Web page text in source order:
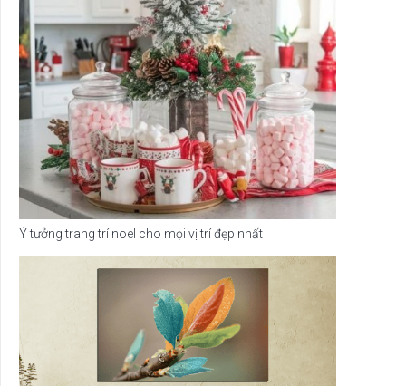
Ý tưởng trang trí noel cho mọi vị trí đẹp nhất